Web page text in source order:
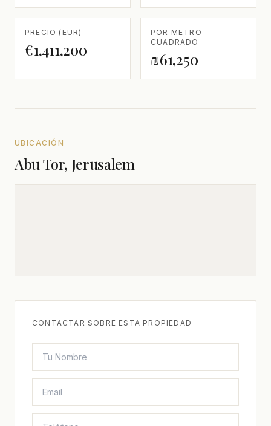
PRECIO (EUR)
€1,411,200
POR METRO
CUADRADO
₪61,250
UBICACIÓN
Abu Tor, Jerusalem
CONTACTAR SOBRE ESTA PROPIEDAD